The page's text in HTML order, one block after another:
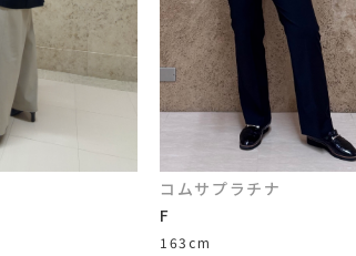
コムサプラチナ
F
163cm